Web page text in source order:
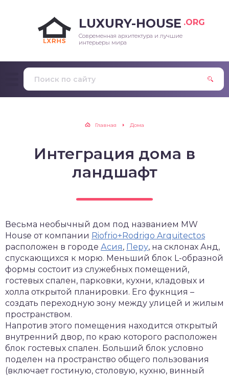
LUXURY-HOUSE .ORG
Современная архитектура и лучшие
интерьеры мира
Главная Дома
Интеграция дома в
ландшафт
Весьма необычный дом под названием MW
House от компании Riofrio+Rodrigo Arquitectos
расположен в городе Асия, Перу, на склонах Анд,
спускающихся к морю. Меньший блок L-образной
формы состоит из служебных помещений,
гостевых спален, парковки, кухни, кладовых и
холла открытой планировки. Его фукнция –
создать переходную зону между улицей и жилым
пространством.
Напротив этого помещения находится открытый
внутренний двор, по краю которого расположен
блок гостевых спален. Больший блок условно
поделен на пространство общего пользования
(включает гостиную, столовую, кухню, винный